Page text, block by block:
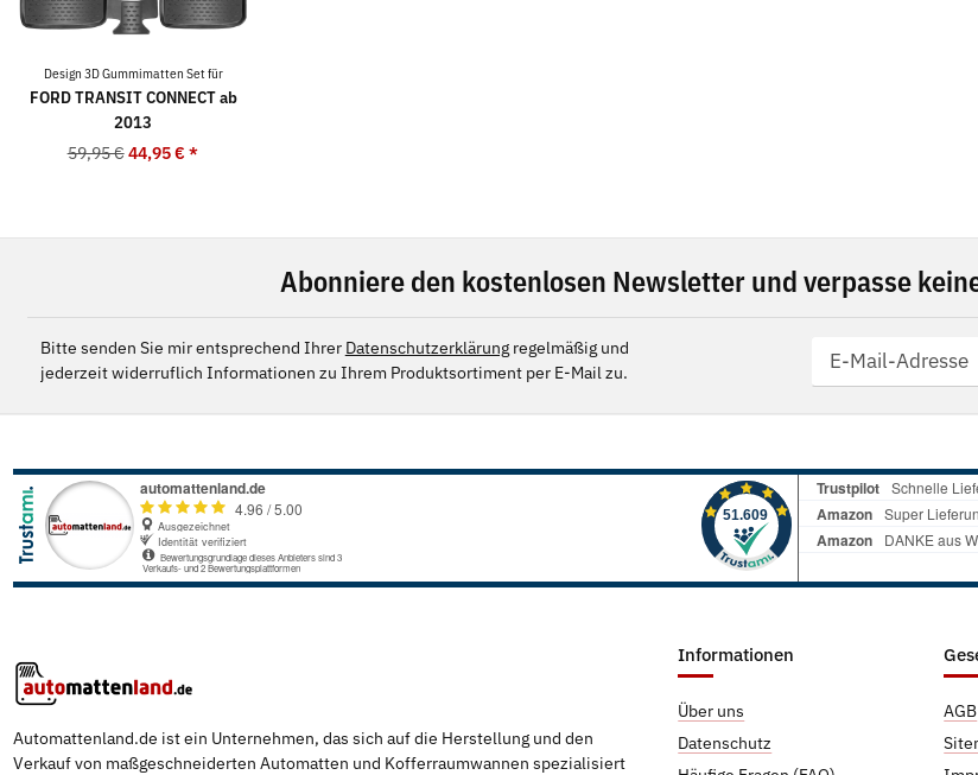
Design 3D Gummimatten Set für
FORD TRANSIT CONNECT ab
2013
59,95 € 44,95 €*
Abonniere den kostenlosen Newsletter und verpasse
Bitte senden Sie mir entsprechend Ihrer Datenschutzerklärungregelmäßig und
jederzeit widerruflich Informationen zu Ihrem Produktsortiment per E-Mail zu.
Automattenland.de ist ein Unternehmen, das sich auf die Herstellung und den
Verkauf von maßgeschneiderten Automatten und Kofferraumwannen spezialisiert
Informationen
Über uns
Datenschutz
AGB